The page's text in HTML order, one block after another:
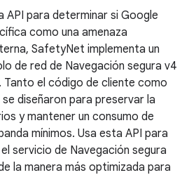
API para determinar si Google
como una amenaza
SafetyNet implementa un
de red de Navegación segura v4
Tanto el código de cliente como
diseñaron para preservar la
y mantener un consumo de
mínimos. Usa esta API para
servicio de Navegación segura
la manera más optimizada para